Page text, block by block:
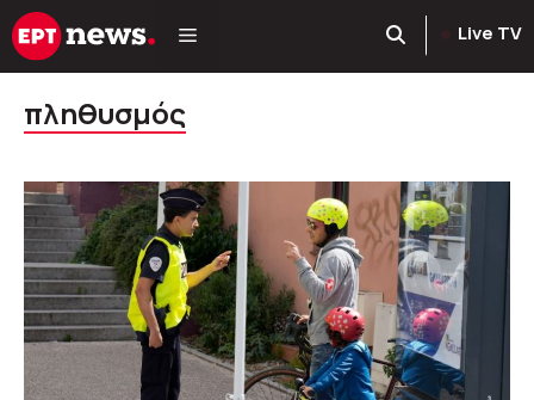
Μετάβαση
σε
Live TV
πληθυσμός